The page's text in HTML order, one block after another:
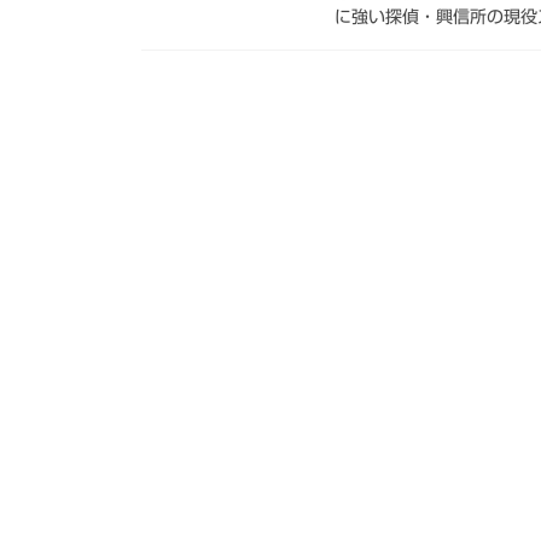
に強い探偵・興信所の現役